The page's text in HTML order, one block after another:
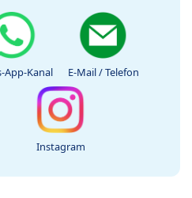
App-Kanal E-Mail / Telefon
Instagram